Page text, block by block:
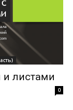
и листами
0